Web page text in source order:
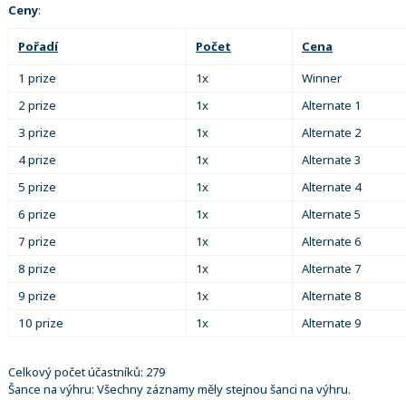
Ceny:
Pořadí Počet
Cena
1 prize
1x
Winner
2 prize
1x
Alternate 1
3 prize
1x
Alternate 2
4 prize
1x
Alternate 3
5 prize
1x
Alternate 4
6 prize
1x
Alternate 5
7 prize
1x
Alternate 6
8 prize
1x
Alternate 7
9 prize
1x
Alternate 8
10 prize
1x Alternate 9
Celkový počet účastníků: 279
Šance na výhru: Všechny záznamy měly stejnou šanci na výhru.